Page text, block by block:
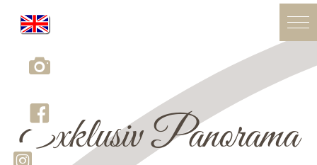
Exklusiv Panorama